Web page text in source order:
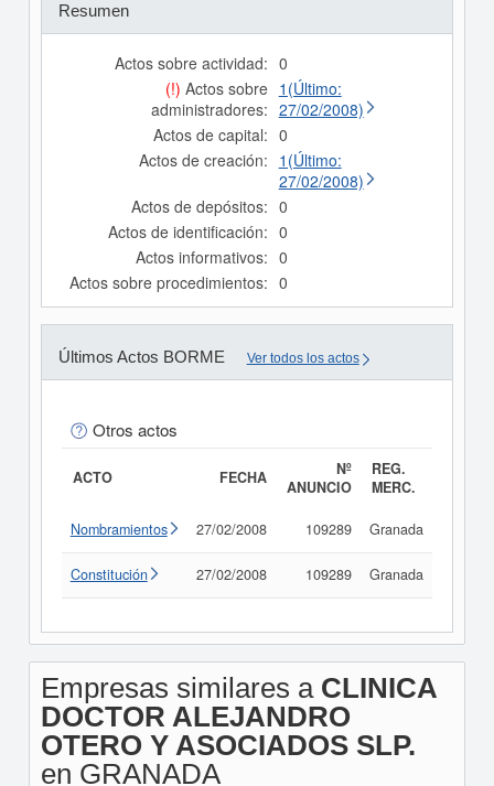
Resumen
Actos sobre actividad: 0
(!) Actos sobre
administradores:
1(Último:
27/02/2008)
Actos de capital: 0
Actos de creación: 1(Último:
27/02/2008)
Actos de depósitos: 0
Actos de identificación: 0
Actos informativos: 0
Actos sobre procedimientos: 0
Últimos Actos BORME Ver todos los actos
Otros actos
ACTO FECHA
Nº
ANUNCIO
REG.
MERC.
Nombramientos 27/02/2008 109289 Granada
Constitución 27/02/2008 109289 Granada
Empresas similares a CLINICA
DOCTOR ALEJANDRO
OTERO Y ASOCIADOS SLP.
en GRANADA